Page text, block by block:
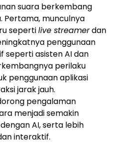
suara berkembang
Pertama, munculnya
sepertilive streamerdan
penggunaan
seperti asisten AI dan
perilaku
penggunaan aplikasi
jarak jauh.
pengalaman
menjadi semakin
AI, serta lebih
interaktif.